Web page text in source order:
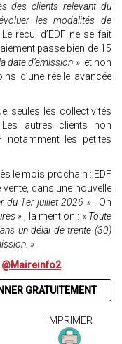
des clients relevant du
les modalités de
recul d’EDF ne se fait
passe bien de 15
date d’émission » et non
d’une réelle avancée
seules les collectivités
autres clients non
notamment les petites
le mois prochain : EDF
dans une nouvelle
du 1er juillet 2026 » . On
» , la mention : « Toute
un délai de trente (30)
»
@Maireinfo2
GRATUITEMENT
IMPRIMER